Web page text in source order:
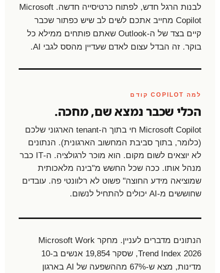
לבנות הרגל חדש, לפתוח כרטיסייה חדשה. Microsoft
Copilot מחייב אתכם לשים לב שיש כפתור שכבר
קיים בצד של ה-Outlook שאתם פותחים ממילא כל
בוקר. זה הבדל עצום לאדם שעדיין מהסס לגבי AI.
למה COPILOT קודם
הכלי שכבר נמצא שם, מחכה.
Microsoft Copilot חי בתוך ה-tenant הארגוני שלכם
(כלומר, בתוך סביבת המחשוב הארגונית). הנתונים
לא יוצאים לשום מקום. הוא מוכר לרגולציה. ה-IT כבר
מנהל אותו. ככה שכל החשש מ"בינה מלאכותית
שמוציאה מידע החוצה" פשוט לא רלוונטי פה. עובדים
שחוששים מ-AI יכולים להתחיל לנשום.
הנתונים מדברים לעניין. מחקר Microsoft Work
Trend Index 2026, שסקר 19,854 אנשים ב-10
מדינות, מצא ש-67% מההשפעה של AI בארגון